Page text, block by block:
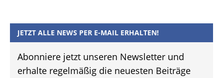
JETZT ALLE NEWS PER E-MAIL ERHALTEN!
Abonniere jetzt unseren Newsletter und
erhalte regelmäßig die neuesten Beiträge